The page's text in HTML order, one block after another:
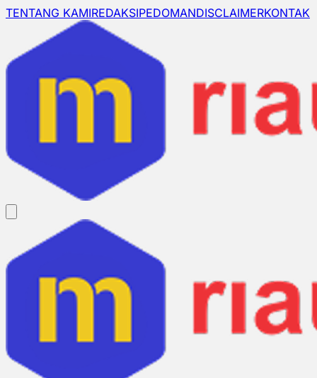
TENTANG KAMIREDAKSIPEDOMANDISCLAIMERKONTAK